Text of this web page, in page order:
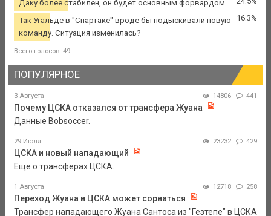
Даку более стабилен, он будет основным форвардом
Так Угальде в "Спартаке" вроде бы подыскивали новую
команду. Ситуация изменилась?
16.3%
Всего голосов: 49
ПОПУЛЯРНОЕ
3 Августа 14806 441
Почему ЦСКА отказался от трансфера Жуана
Данные Bobsoccer.
29 Июля 23232 429
ЦСКА и новый нападающий
Еще о трансферах ЦСКА.
1 Августа 12718 258
Переход Жуана в ЦСКА может сорваться
Трансфер нападающего Жуана Сантоса из "Гезтепе" в ЦСКА